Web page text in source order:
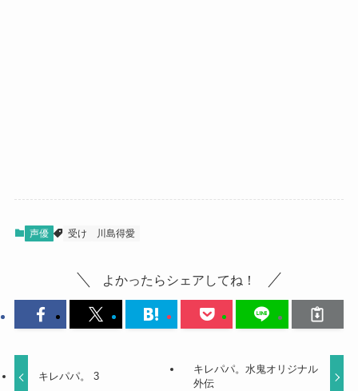
声優 受け 川島得愛
よかったらシェアしてね！
キレパパ。 3
キレパパ。水鬼オリジナル
外伝